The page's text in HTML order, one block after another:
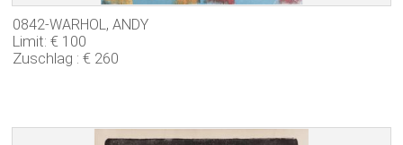
0842-WARHOL, ANDY
Limit: € 100
Zuschlag : € 260